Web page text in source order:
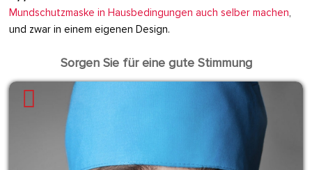
Mundschutzmaske in Hausbedingungen auch selber machen,
und zwar in einem eigenen Design.
Sorgen Sie für eine gute Stimmung